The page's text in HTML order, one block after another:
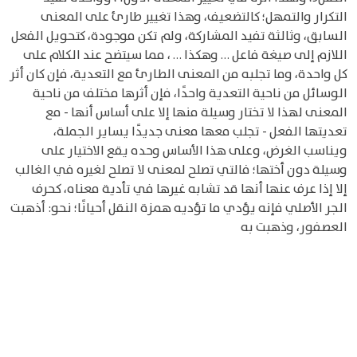
التكرار والتمهل؛ كالتضعيف، وهذا تغيير طارئ على المعنى
السابق، وثالثة تفيد المشاركة، ولم تكن موجودة، كتحويل الفعل
اللازم إلى صيغة فاعل … وهكذا … ، مما سيتضح عند الكلام على
كل واحدة، وما تجلبه من المعنى الطارئ مع التعدية، فإن كان أثر
الوسائل من ناحية التعدية واحدًا، فإن أثرها مختلف من ناحية
المعنى لهذا لا تختار وسيلة منها إلا على أساس أنها - مع
تعديتها الفعل - تجلب معها معنى جديدًا يساير الجملة،
ويناسب الغرض، وعلى هذا الأساس وحده يقع الاختيار على
وسيلة دون أختها؛ فالتي تصلح لمعنى لا تصلح لغيره في الغالب
إلا إذا عرف عنها أنها قد تشابه غيرها في تأدية معناه، كحرف
الجر الأصلي فإنه يؤدي ما تؤديه همزة النقل أحيانًا؛ نحو: أذهبت
العصفور، وذهبت به